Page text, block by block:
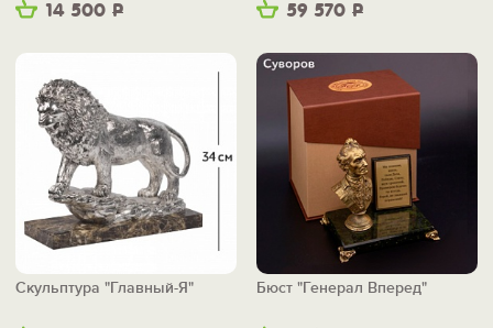
14 500 Р 59 570 Р
Скульптура "Главный-Я" Бюст "Генерал Вперед"